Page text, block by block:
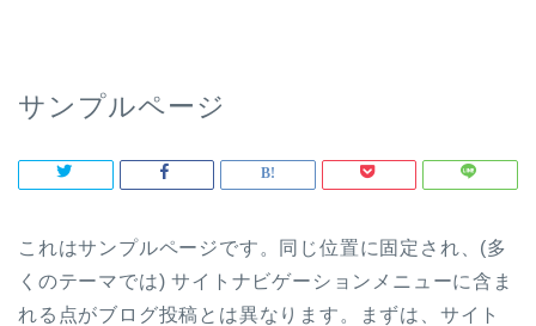
サンプルページ
これはサンプルページです。同じ位置に固定され、(多
くのテーマでは) サイトナビゲーションメニューに含ま
れる点がブログ投稿とは異なります。まずは、サイト